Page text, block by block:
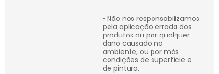
• Não nos responsabilizamos
pela aplicação errada dos
produtos ou por qualquer
dano causado no
ambiente, ou por más
condições de superfície e
de pintura.